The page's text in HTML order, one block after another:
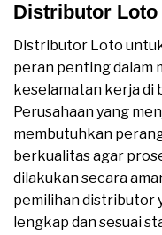
Distributor Loto
Distributor Loto
peran penting dalam
keselamatan kerja di
Perusahaan yang
membutuhkan
berkualitas agar
dilakukan secara
pemilihan distributor
lengkap dan sesuai